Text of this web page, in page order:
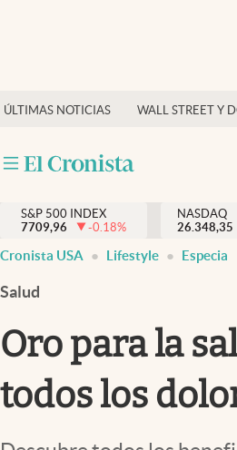
ÚLTIMAS NOTICIAS WALL STREET Y
Finanzas y economía
Inmigración
Trending
Streaming
PC y mobile
S&P 500 INDEX
7709,96
-0.18%
NASDAQ
26.348,35
Cronista USA Lifestyle Especia
Salud
Oro para la
todos los